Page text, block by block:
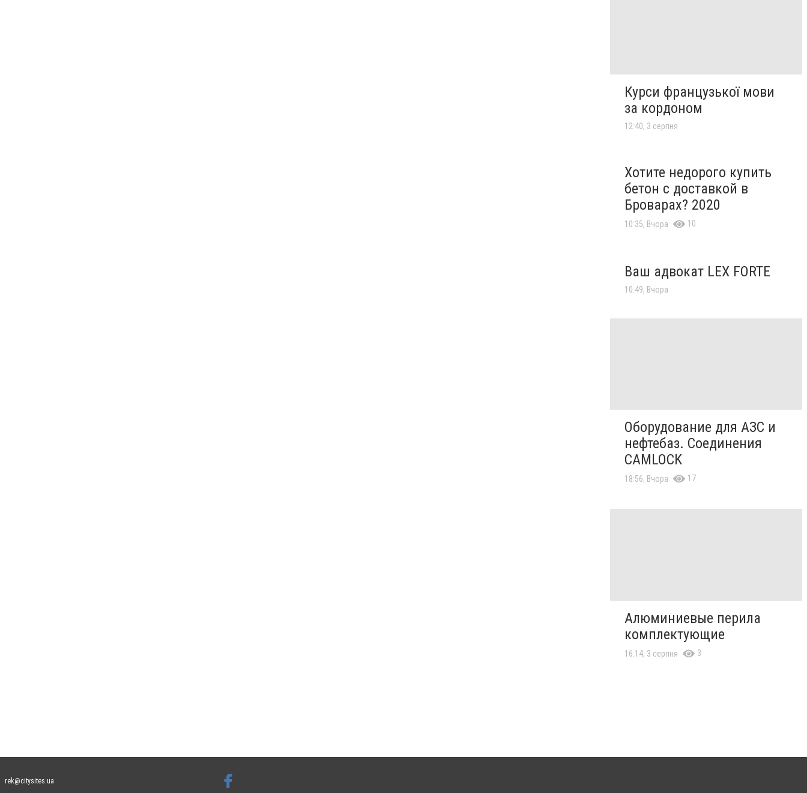
Курси французької мови
за кордоном
12:40, 3 серпня
Хотите недорого купить
бетон с доставкой в
Броварах? 2020
10:35, Вчора 10
Ваш адвокат LEX FORTE
10:49, Вчора
Оборудование для АЗС и
нефтебаз. Соединения
CAMLOCK
18:56, Вчора 17
Алюминиевые перила
комплектующие
16:14, 3 серпня 3
rek@citysites.ua